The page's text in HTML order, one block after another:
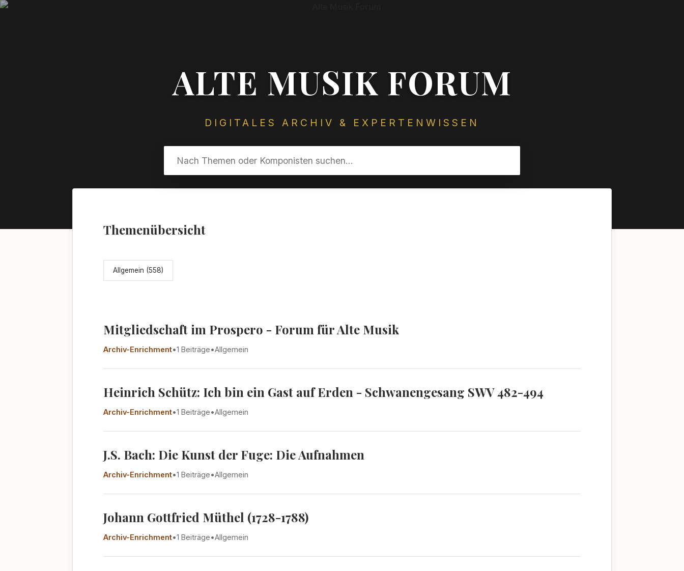
ALTE MUSIK FORUM
DIGITALES ARCHIV & EXPERTENWISSEN
Themenübersicht
Allgemein (558)
Mitgliedschaft im Prospero - Forum für Alte Musik
Archiv-Enrichment•1 Beiträge•Allgemein
Heinrich Schütz: Ich bin ein Gast auf Erden - Schwanengesang SWV 482-494
Archiv-Enrichment•1 Beiträge•Allgemein
J.S. Bach: Die Kunst der Fuge: Die Aufnahmen
Archiv-Enrichment•1 Beiträge•Allgemein
Johann Gottfried Müthel (1728-1788)
Archiv-Enrichment•1 Beiträge•Allgemein